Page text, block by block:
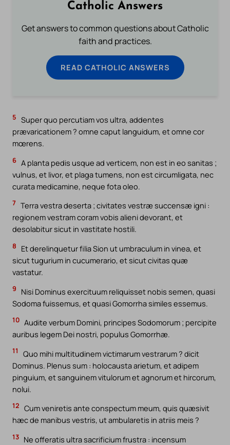
Catholic Answers
Get answers to common questions about Catholic
faith and practices.
READ CATHOLIC ANSWERS
5 Super quo percutiam vos ultra, addentes
prævaricationem ? omne caput languidum, et omne cor
mœrens.
6 A planta pedis usque ad verticem, non est in eo sanitas ;
vulnus, et livor, et plaga tumens, non est circumligata, nec
curata medicamine, neque fota oleo.
7 Terra vestra deserta ; civitates vestræ succensæ igni :
regionem vestram coram vobis alieni devorant, et
desolabitur sicut in vastitate hostili.
8
Et derelinquetur filia Sion ut umbraculum in vinea, et
sicut tugurium in cucumerario, et sicut civitas quæ
vastatur.
9
Nisi Dominus exercituum reliquisset nobis semen, quasi
Sodoma fuissemus, et quasi Gomorrha similes essemus.
10 Audite verbum Domini, principes Sodomorum ; percipite
auribus legem Dei nostri, populus Gomorrhæ.
11
Quo mihi multitudinem victimarum vestrarum ? dicit
Dominus. Plenus sum : holocausta arietum, et adipem
pinguium, et sanguinem vitulorum et agnorum et hircorum,
nolui.
12 Cum veniretis ante conspectum meum, quis quæsivit
hæc de manibus vestris, ut ambularetis in atriis meis ?
13 Ne offeratis ultra sacrificium frustra : incensum